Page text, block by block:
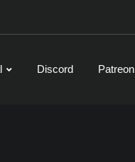
Discord Patreon